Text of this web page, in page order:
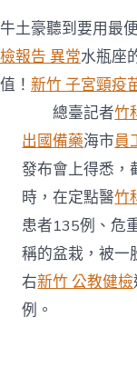
牛土豪聽到要用最
檢報告 異常水瓶座
值！ 新竹 子宮頸疫
總臺記者竹
出國備藥海市員
發布會上得悉，
時，在定點醫竹
患者135例、危
稱的盆栽，被一
右新竹 公教健檢
例。